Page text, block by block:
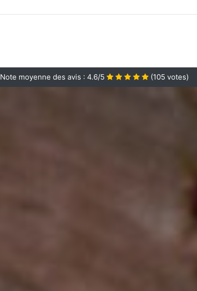
Note moyenne des avis : 4.6/5 (105 votes)